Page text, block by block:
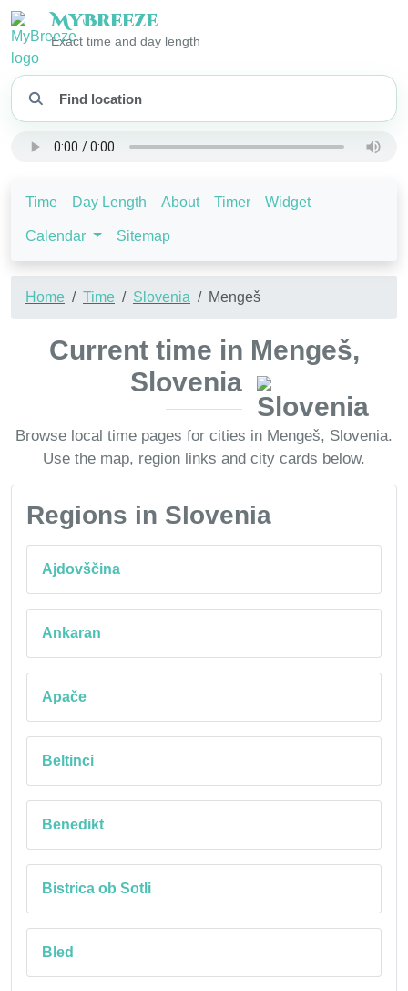
MyBreeze
Exact time and day length
Time Day Length About Timer Widget
Calendar Sitemap
Home Time Slovenia Mengeš
Current time in Mengeš,
Slovenia
Browse local time pages for cities in Mengeš, Slovenia.
Use the map, region links and city cards below.
Regions in Slovenia
Ajdovščina
Ankaran
Apače
Beltinci
Benedikt
Bistrica ob Sotli
Bled